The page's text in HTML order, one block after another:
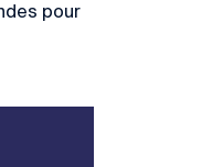
pour